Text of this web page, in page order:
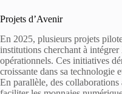
Projets d’Avenir
En 2025, plusieurs projets
institutions cherchant à intégrer
opérationnels. Ces initiatives
croissante dans sa technologie
En parallèle, des